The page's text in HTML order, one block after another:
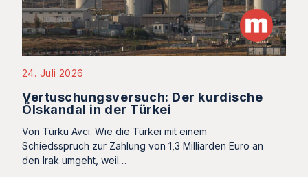
24. Juli 2026
Vertuschungsversuch: Der kurdische
Ölskandal in der Türkei
Von Türkü Avci. Wie die Türkei mit einem
Schiedsspruch zur Zahlung von 1,3 Milliarden Euro an
den Irak umgeht, weil…